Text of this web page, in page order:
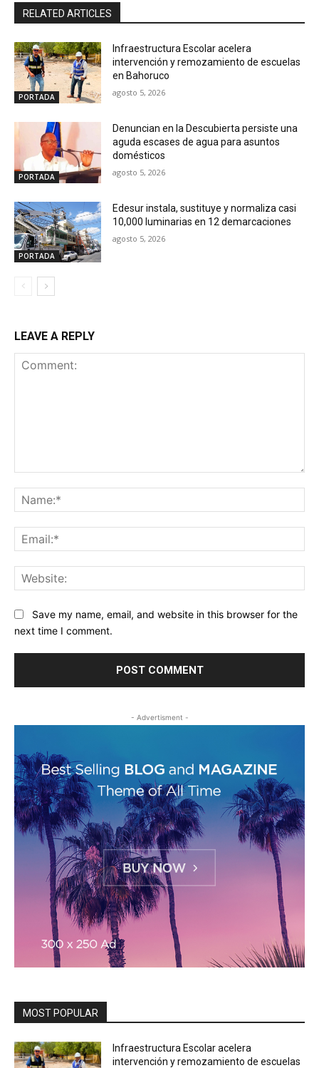
RELATED ARTICLES
PORTADA
Infraestructura Escolar acelera
intervención y remozamiento de escuelas
en Bahoruco
agosto 5, 2026
PORTADA
Denuncian en la Descubierta persiste una
aguda escases de agua para asuntos
domésticos
agosto 5, 2026
PORTADA
Edesur instala, sustituye y normaliza casi
10,000 luminarias en 12 demarcaciones
agosto 5, 2026
LEAVE A REPLY
Save my name, email, and website in this browser for the
next time I comment.
- Advertisment -
MOST POPULAR
Infraestructura Escolar acelera
intervención y remozamiento de escuelas